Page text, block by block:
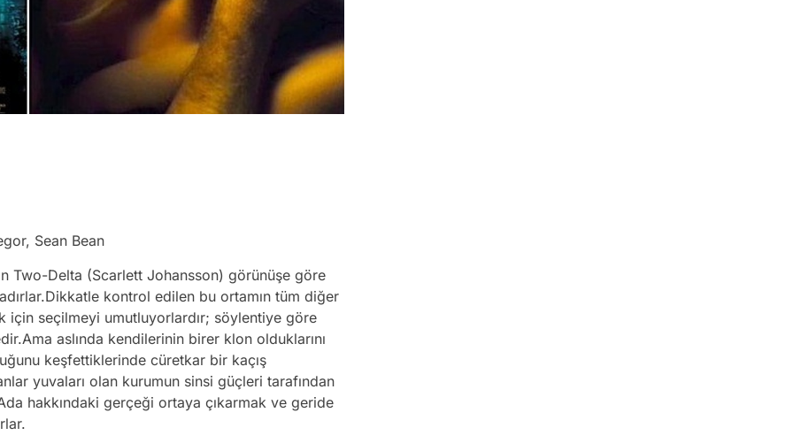
Sean Bean
Two-Delta (Scarlett Johansson) görünüşe göre
kontrol edilen bu ortamın tüm diğer
seçilmeyi umutluyorlardır; söylentiye göre
aslında kendilerinin birer klon olduklarını
keşfettiklerinde cüretkar bir kaçış
yuvaları olan kurumun sinsi güçleri tarafından
hakkındaki gerçeği ortaya çıkarmak ve geride